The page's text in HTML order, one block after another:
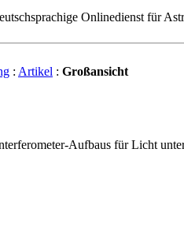
Onlinedienst für
: Artikel : Großansicht
Aufbaus für Licht